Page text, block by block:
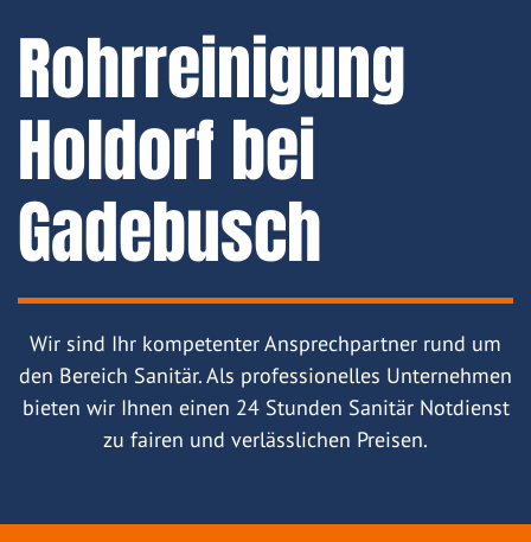
Rohrreinigung
Holdorf bei
Gadebusch
Wir sind Ihr kompetenter Ansprechpartner rund um
den Bereich Sanitär. Als professionelles Unternehmen
bieten wir Ihnen einen 24 Stunden Sanitär Notdienst
zu fairen und verlässlichen Preisen.